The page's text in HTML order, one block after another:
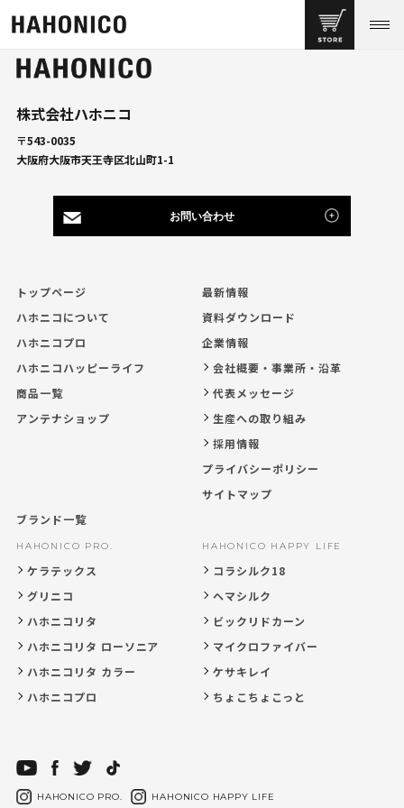
株式会社ハホニコ
〒543-0035
大阪府大阪市天王寺区北山町1-1
お問い合わせ
トップページ
ハホニコについて
ハホニコプロ
ハホニコハッピーライフ
商品一覧
アンテナショップ
ブランド一覧
HAHONICO PRO.
ケラテックス
グリニコ
ハホニコリタ
ハホニコリタ ローソニア
ハホニコリタ カラー
ハホニコプロ
HAHONICO HAPPY LIFE
コラシルク18
ヘマシルク
ビックリドカーン
マイクロファイバー
ケサキレイ
ちょこちょこっと
最新情報
資料ダウンロード
企業情報
会社概要・事業所・沿革
代表メッセージ
生産への取り組み
採用情報
プライバシーポリシー
サイトマップ
HAHONICO PRO. HAHONICO HAPPY LIFE